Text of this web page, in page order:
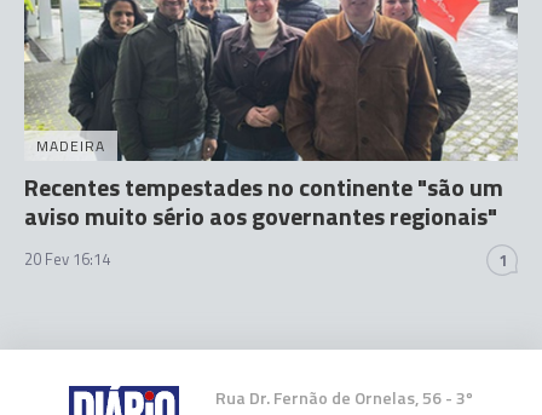
MADEIRA
Recentes tempestades no continente "são um
aviso muito sério aos governantes regionais"
20 Fev 16:14 1
Rua Dr. Fernão de Ornelas, 56 - 3º